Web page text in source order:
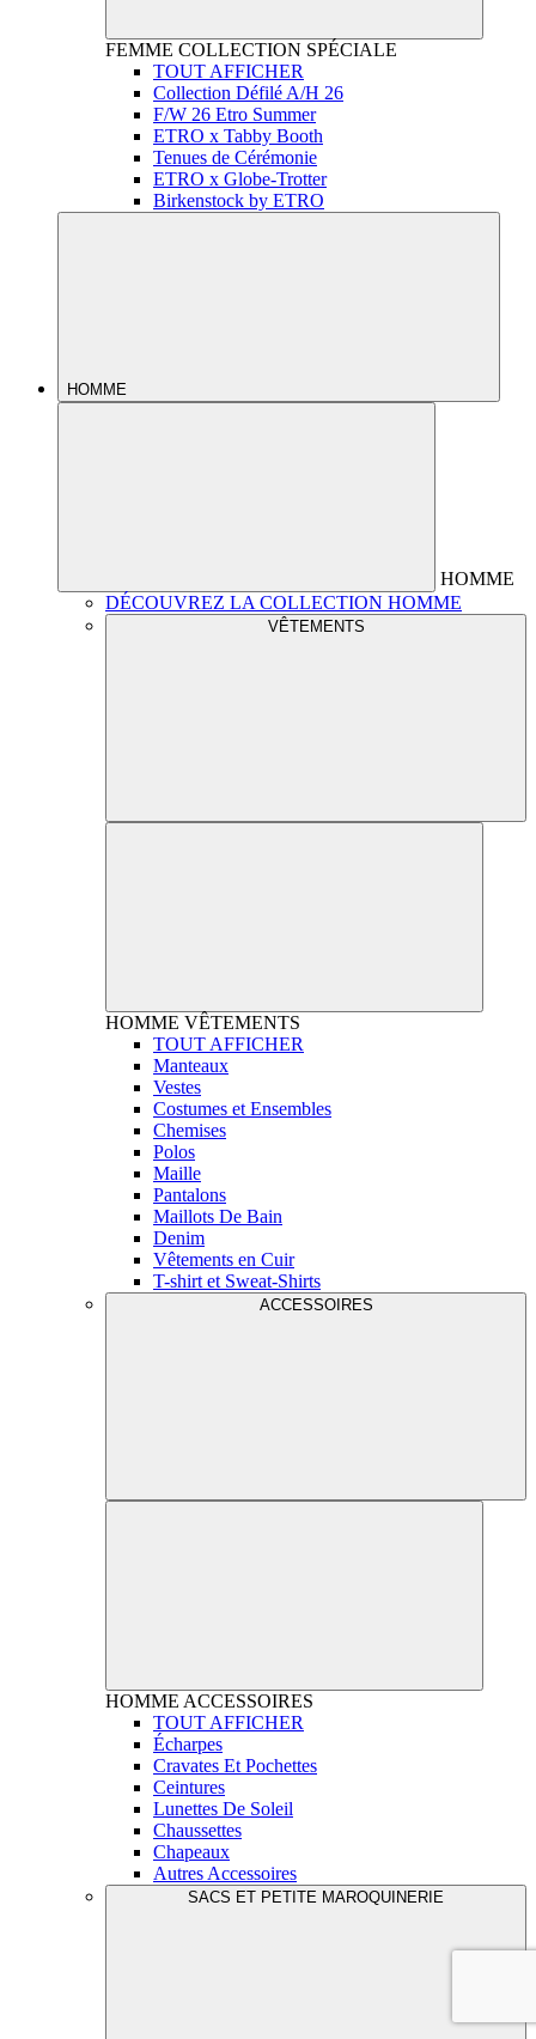
FEMME COLLECTION SPÉCIALE
TOUT AFFICHER
Collection Défilé A/H 26
F/W 26 Etro Summer
ETRO x Tabby Booth
Tenues de Cérémonie
ETRO x Globe-Trotter
Birkenstock by ETRO
HOMME
HOMME
DÉCOUVREZ LA COLLECTION HOMME
VÊTEMENTS
HOMME VÊTEMENTS
TOUT AFFICHER
Manteaux
Vestes
Costumes et Ensembles
Chemises
Polos
Maille
Pantalons
Maillots De Bain
Denim
Vêtements en Cuir
T-shirt et Sweat-Shirts
ACCESSOIRES
HOMME ACCESSOIRES
TOUT AFFICHER
Écharpes
Cravates Et Pochettes
Ceintures
Lunettes De Soleil
Chaussettes
Chapeaux
Autres Accessoires
SACS ET PETITE MAROQUINERIE